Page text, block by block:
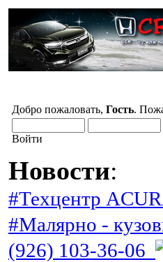
Добро пожаловать, Гость.
Войти
Новости:
#Техцентр
#Малярно -
(926) 103-36-06